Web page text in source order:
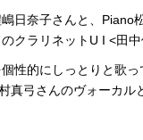
日奈子さんと、Piano
クラリネットU I <田
性的にしっとりと歌
真弓さんのヴォーカル